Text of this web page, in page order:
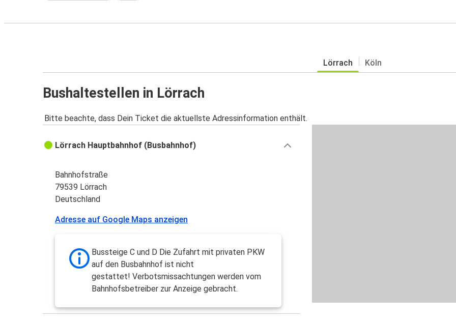
Lörrach Köln
Bushaltestellen in Lörrach
Bitte beachte, dass Dein Ticket die aktuellste Adressinformation enthält.
Lörrach Hauptbahnhof (Busbahnhof)
Bahnhofstraße
79539 Lörrach
Deutschland
Adresse auf Google Maps anzeigen
Bussteige C und D Die Zufahrt mit privaten PKW
auf den Busbahnhof ist nicht
gestattet! Verbotsmissachtungen werden vom
Bahnhofsbetreiber zur Anzeige gebracht.